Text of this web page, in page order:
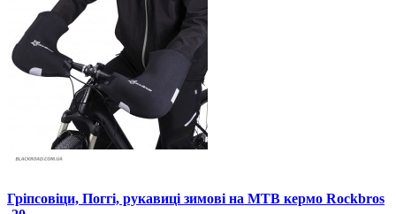
Гріпсовіци, Поггі, рукавиці зимові на MTB кермо Rockbros